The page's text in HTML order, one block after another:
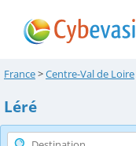
France>Centre-Val de Loire
Léré